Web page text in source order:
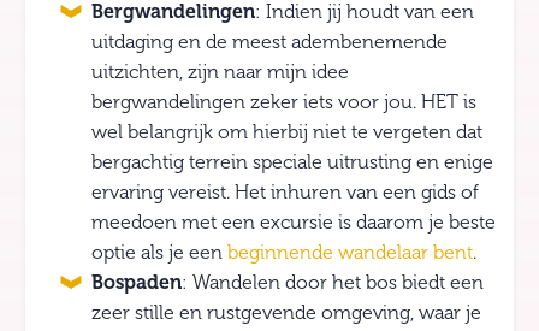
Bergwandelingen: Indien jij houdt van een
uitdaging en de meest adembenemende
uitzichten, zijn naar mijn idee
bergwandelingen zeker iets voor jou. HET is
wel belangrijk om hierbij niet te vergeten dat
bergachtig terrein speciale uitrusting en enige
ervaring vereist. Het inhuren van een gids of
meedoen met een excursie is daarom je beste
optie als je een beginnende wandelaar bent.
Bospaden: Wandelen door het bos biedt een
zeer stille en rustgevende omgeving, waar je